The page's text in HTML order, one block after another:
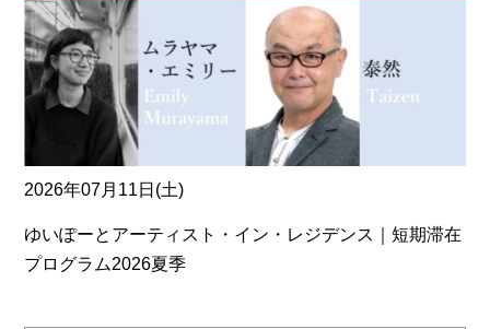
2026年07月11日(土)
ゆいぽーとアーティスト・イン・レジデンス｜短期滞在
プログラム2026夏季